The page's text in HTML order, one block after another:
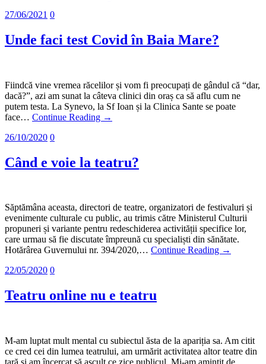
27/06/2021 0
Unde faci test Covid în Baia Mare?
Fiindcă vine vremea răcelilor și vom fi preocupați de gândul că “dar,
dacă?”, azi am sunat la câteva clinici din oraș ca să aflu cum ne
putem testa. La Synevo, la Sf Ioan și la Clinica Sante se poate
face… Continue Reading →
26/10/2020 0
Când e voie la teatru?
Săptămâna aceasta, directori de teatre, organizatori de festivaluri și
evenimente culturale cu public, au trimis către Ministerul Culturii
propuneri și variante pentru redeschiderea activității specifice lor,
care urmau să fie discutate împreună cu specialiști din sănătate.
Hotărârea Guvernului nr. 394/2020,… Continue Reading →
22/05/2020 0
Teatru online nu e teatru
M-am luptat mult mental cu subiectul ăsta de la apariția sa. Am citit
ce cred cei din lumea teatrului, am urmărit activitatea altor teatre din